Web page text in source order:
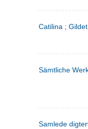
Catilina ;
Sämtliche
Samlede